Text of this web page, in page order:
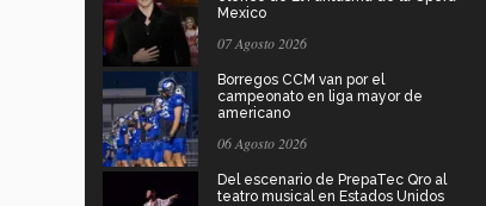
Mexico
07 Agosto 2026
Borregos CCM van por el
campeonato en liga mayor de
americano
06 Agosto 2026
Del escenario de PrepaTec Qro al
teatro musical en Estados Unidos